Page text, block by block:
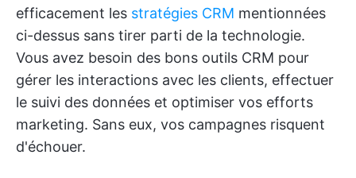
efficacement les stratégies CRM mentionnées
ci-dessus sans tirer parti de la technologie.
Vous avez besoin des bons outils CRM pour
gérer les interactions avec les clients, effectuer
le suivi des données et optimiser vos efforts
marketing. Sans eux, vos campagnes risquent
d'échouer.